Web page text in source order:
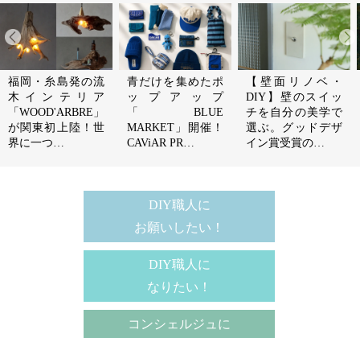
福岡・糸島発の流
木インテリア
「WOOD'ARBRE」
が関東初上陸！世
界に一つ…
青だけを集めたポ
ップアップ
「BLUE
MARKET」開催！
CAViAR PR…
【壁面リノベ・
DIY】壁のスイッ
チを自分の美学で
選ぶ。グッドデザ
イン賞受賞の…
DIY職人に
お願いしたい！
DIY職人に
なりたい！
コンシェルジュに